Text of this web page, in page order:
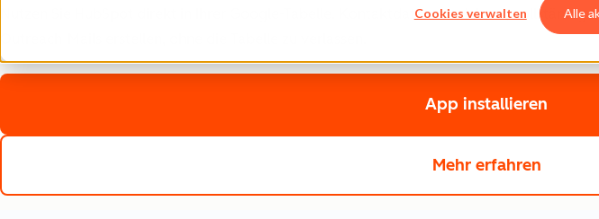
Cookies verwalten Alle
Nutzen Sie HubSpot direkt in Ihrer Google-Tabelle. Kontaktdaten anreichern,
App installieren
Mehr erfahren